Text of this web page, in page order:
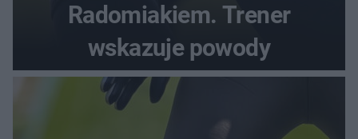
Radomiakiem. Trener
wskazuje powody